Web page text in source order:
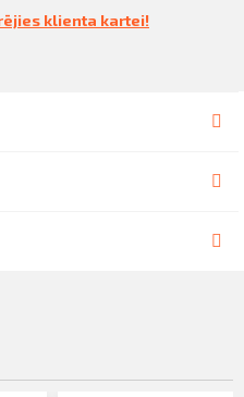
klienta kartei!